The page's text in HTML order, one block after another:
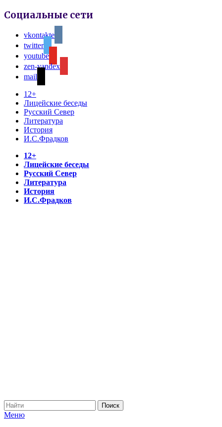
Социальные сети
vkontakte
twitter
youtube
zen-yandex
mail
12+
Лицейские беседы
Русский Север
Литература
История
И.С.Фрадков
12+
Лицейские беседы
Русский Север
Литература
История
И.С.Фрадков
Меню